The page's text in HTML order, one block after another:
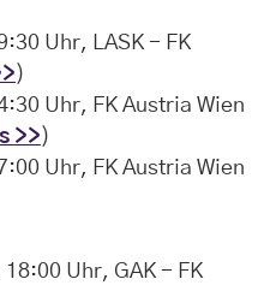
Uhr, LASK - FK
)
Uhr, FK Austria Wien
>>)
Uhr, FK Austria Wien
Uhr, GAK - FK